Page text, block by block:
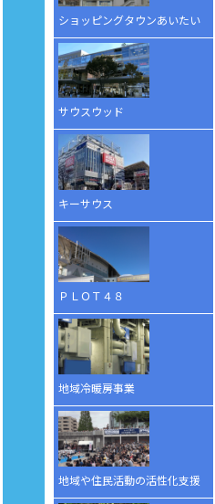
ショッピングタウンあいたい
サウスウッド
キーサウス
ＰＬＯＴ４８
地域冷暖房事業
地域や住民活動の活性化支援